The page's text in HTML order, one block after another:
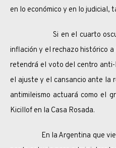
en lo económico y en lo judicial,
Si en el cuarto oscuro
inflación y el rechazo histórico
retendrá el voto del centro
el ajuste y el cansancio ante
antimileismo actuará como el
Kicillof en la Casa Rosada.
En la Argentina que viene,